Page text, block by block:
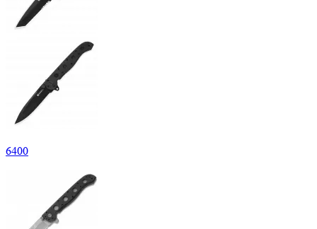
6400